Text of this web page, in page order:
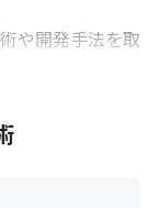
や開発手法を取
を限定せず、
ンに至るライフ
広くスキルを磨